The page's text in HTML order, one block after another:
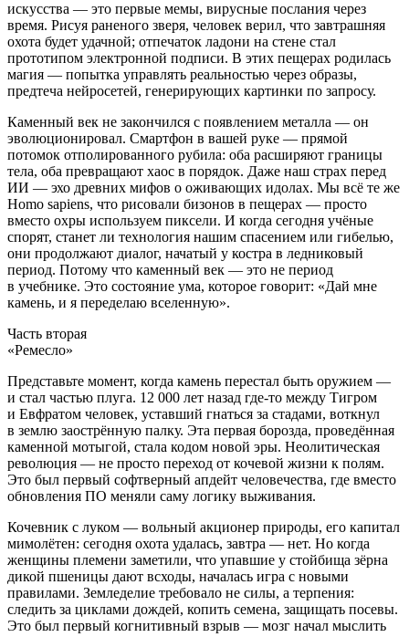
искусства — это первые мемы, вирусные послания через
время. Рисуя раненого зверя, человек верил, что завтрашняя
охота будет удачной; отпечаток ладони на стене стал
прототипом электронной подписи. В этих пещерах родилась
магия — попытка управлять реальностью через образы,
предтеча нейросетей, генерирующих картинки по запросу.
Каменный век не закончился с появлением металла — он
эволюционировал. Смартфон в вашей руке — прямой
потомок отполированного рубила: оба расширяют границы
тела, оба превращают хаос в порядок. Даже наш страх перед
ИИ — эхо древних мифов о оживающих идолах. Мы всё те же
Homo sapiens, что рисовали бизонов в пещерах — просто
вместо охры используем пиксели. И когда сегодня учёные
спорят, станет ли технология нашим спасением или гибелью,
они продолжают диалог, начатый у костра в ледниковый
период. Потому что каменный век — это не период
в учебнике. Это состояние ума, которое говорит: «Дай мне
камень, и я переделаю вселенную».
Часть вторая
«Ремесло»
Представьте момент, когда камень перестал быть оружием —
и стал частью плуга. 12 000 лет назад где-то между Тигром
и Евфратом человек, уставший гнаться за стадами, воткнул
в землю заострённую палку. Эта первая борозда, проведённая
каменной мотыгой, стала кодом новой эры. Неолитическая
революция — не просто переход от кочевой жизни к полям.
Это был первый софтверный апдейт человечества, где вместо
обновления ПО меняли саму логику выживания.
Кочевник с луком — вольный акционер природы, его капитал
мимолётен: сегодня охота удалась, завтра — нет. Но когда
женщины племени заметили, что упавшие у стойбища зёрна
дикой пшеницы дают всходы, началась игра с новыми
правилами. Земледелие требовало не силы, а терпения:
следить за циклами дождей, копить семена, защищать посевы.
Это был первый когнитивный взрыв — мозг начал мыслить